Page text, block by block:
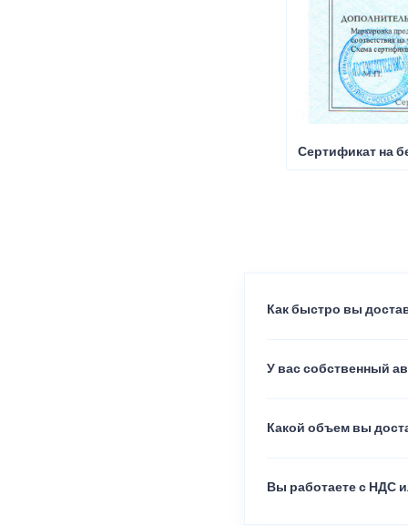
Сертификат на
Как быстро вы
У вас собственный
Какой объем вы
Вы работаете с НДС